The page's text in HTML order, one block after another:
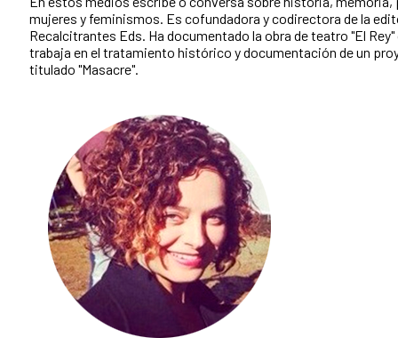
mujeres y feminismos. Es cofundadora y codirectora de la
Recalcitrantes Eds. Ha documentado la obra de teatro "El
trabaja en el tratamiento histórico y documentación de un
titulado "Masacre".